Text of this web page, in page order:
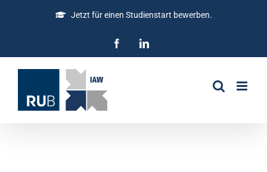
Jetzt für einen Studienstart bewerben.